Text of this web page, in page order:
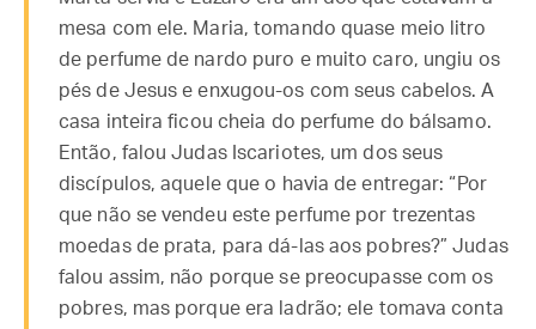
mesa com ele. Maria, tomando quase meio litro
de perfume de nardo puro e muito caro, ungiu os
pés de Jesus e enxugou-os com seus cabelos. A
casa inteira ficou cheia do perfume do bálsamo.
Então, falou Judas Iscariotes, um dos seus
discípulos, aquele que o havia de entregar: “Por
que não se vendeu este perfume por trezentas
moedas de prata, para dá-las aos pobres?” Judas
falou assim, não porque se preocupasse com os
pobres, mas porque era ladrão; ele tomava conta